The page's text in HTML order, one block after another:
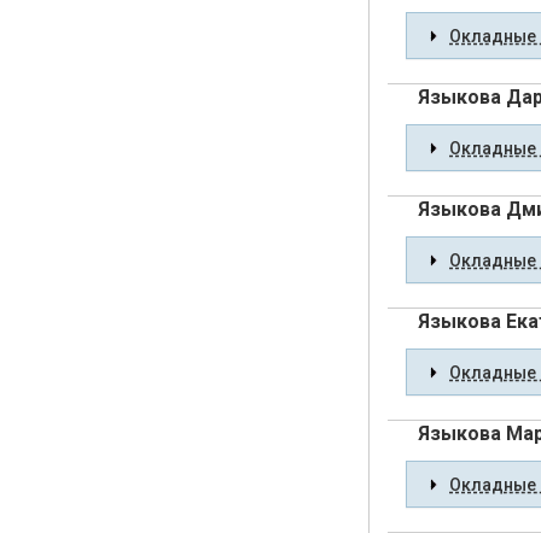
Окладные
Языкова
Окладные
Языкова
Окладные
Языкова
Окладные
Языкова
Окладные